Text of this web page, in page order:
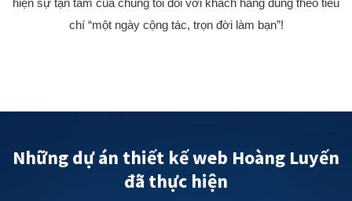
hiện sự tận tâm của chúng tôi đối với khách hàng đúng theo tiêu
chí “một ngày cộng tác, trọn đời làm bạn”!
Những dự án thiết kế web Hoàng Luyến
đã thực hiện